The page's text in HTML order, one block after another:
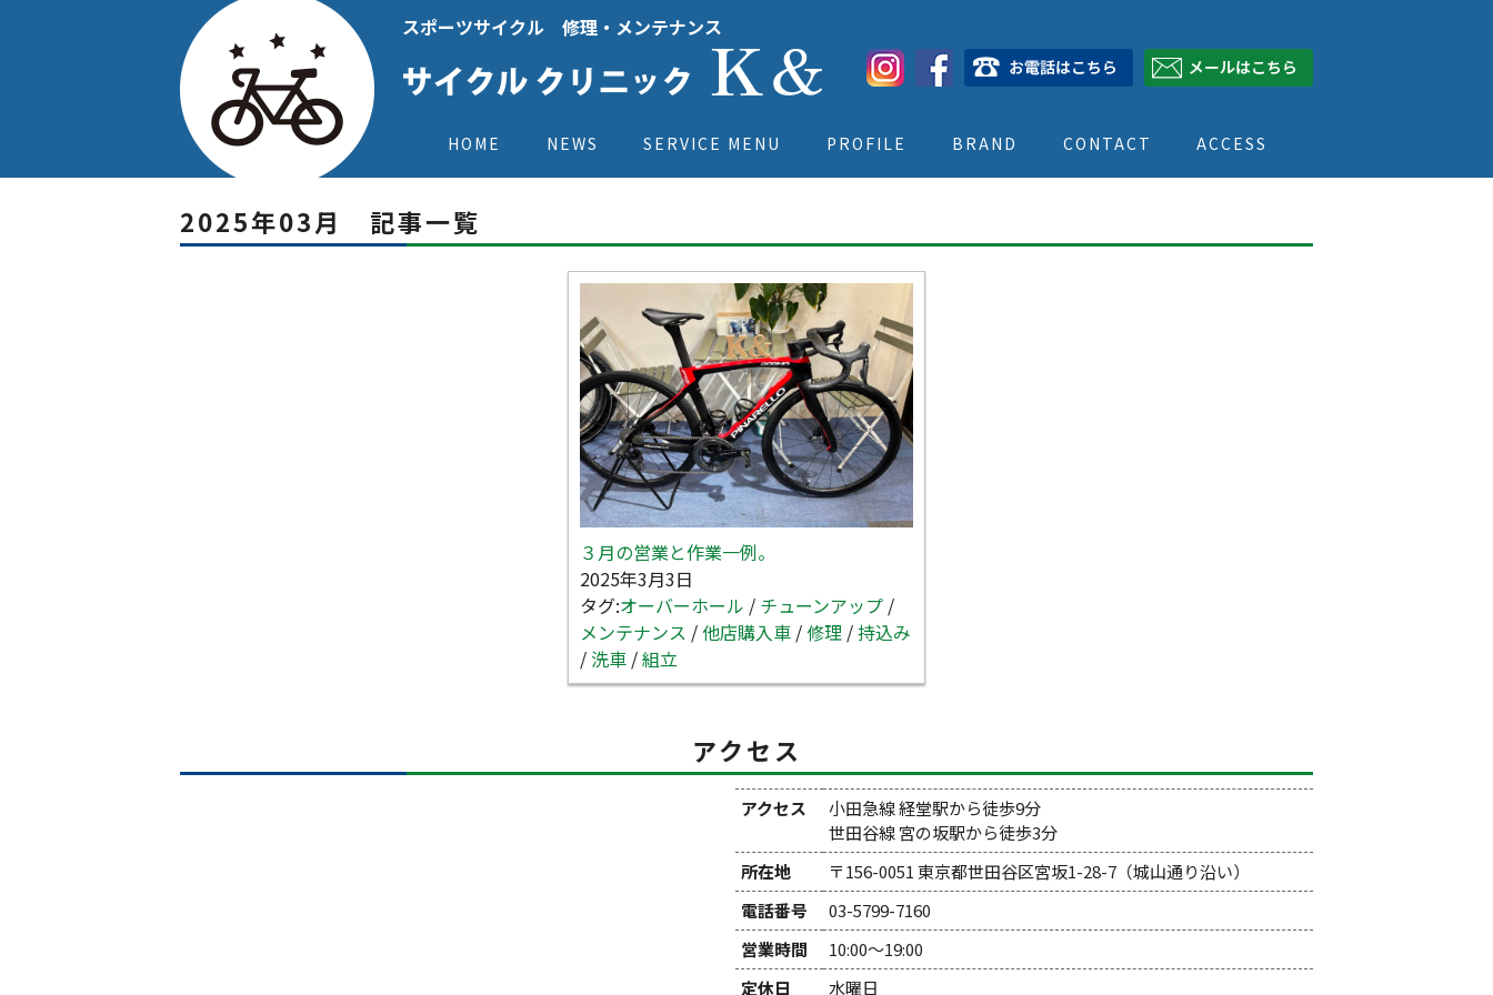
スポーツサイクル 修理・メンテナンス
HOME NEWS SERVICE MENU PROFILE BRAND CONTACT ACCESS
2025年03月 記事一覧
３月の営業と作業一例。
2025年3月3日
タグ:オーバーホール / チューンアップ /
メンテナンス /他店購入車 /修理 /持込み
/ 洗車 /組立
アクセス
アクセス
小田急線 経堂駅から徒歩9分
世田谷線 宮の坂駅から徒歩3分
所在地
〒156-0051 東京都世田谷区宮坂1-28-7（城山通り沿い）
電話番号
03-5799-7160
営業時間
10:00～19:00
定休日
水曜日